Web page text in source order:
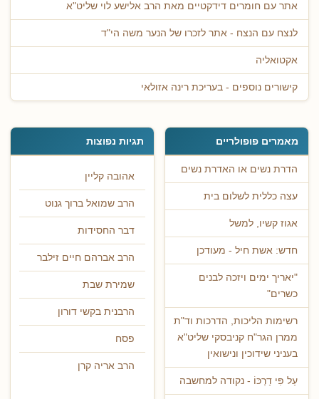
אתר עם חומרים דידקטיים מאת הרב אלישע לוי שליט"א
לנצח עם הנצח - אתר לזכרו של הנער משה הי"ד
אקטואליה
קישורים נוספים - בעריכת רינה אזולאי
מאמרים פופולריים
הדרת נשים או האדרת נשים
עצה כללית לשלום בית
אגוז קשיו, למשל
חדש: אשת חיל - מעודכן
"יאריך ימים ויזכה לבנים
כשרים"
רשימות הליכות, הדרכות וד"ת
ממרן הגר"ח קניבסקי שליט"א
בעניני שידוכין ונישואין
עַל פִּי דַרְכּוֹ - נקודה למחשבה
תגיות נפוצות
אהובה קליין
הרב שמואל ברוך גנוט
דבר החסידות
הרב אברהם חיים זילבר
שמירת שבת
הרבנית בקשי דורון
פסח
הרב אריה קרן